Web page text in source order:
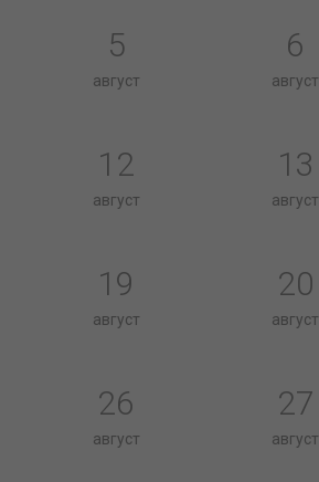
5
август
6
август
12
август
13
август
19
август
20
август
26
август
27
август